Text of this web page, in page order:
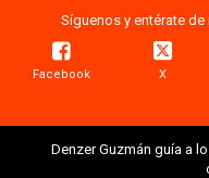
Síguenos y entérate
Facebook X
Denzer Guzmán guía a